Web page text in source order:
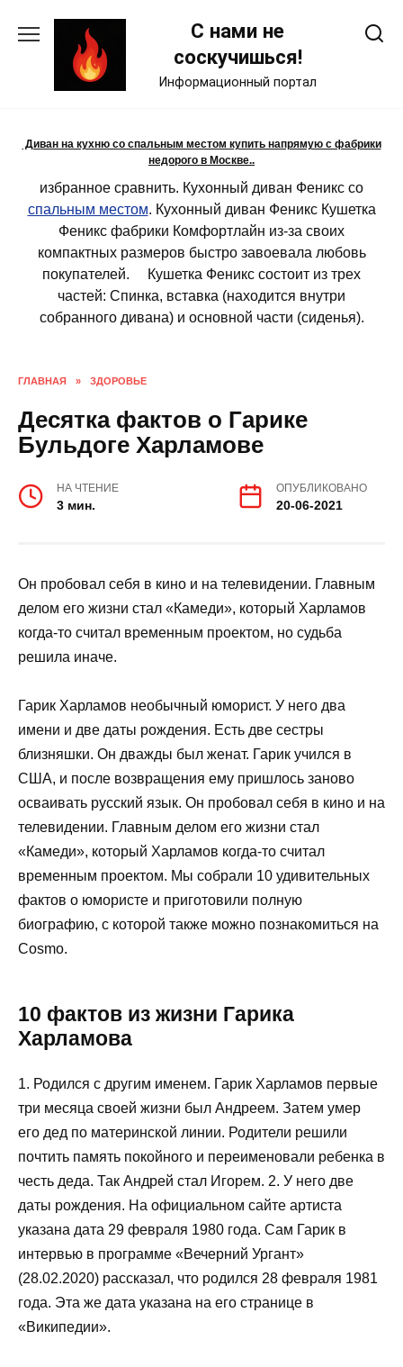
С нами не
соскучишься!
Информационный портал
Диван на кухню со спальным местом купить напрямую с фабрики
недорого в Москве..
избранное сравнить. Кухонный диван Феникс со
спальным местом. Кухонный диван Феникс Кушетка
Феникс фабрики Комфортлайн из-за своих
компактных размеров быстро завоевала любовь
покупателей. Кушетка Феникс состоит из трех
частей: Спинка, вставка (находится внутри
собранного дивана) и основной части (сиденья).
ГЛАВНАЯ » ЗДОРОВЬЕ
Десятка фактов о Гарике
Бульдоге Харламове
НА ЧТЕНИЕ
3 мин.
ОПУБЛИКОВАНО
20-06-2021
Он пробовал себя в кино и на телевидении. Главным
делом его жизни стал «Камеди», который Харламов
когда-то считал временным проектом, но судьба
решила иначе.
Гарик Харламов необычный юморист. У него два
имени и две даты рождения. Есть две сестры
близняшки. Он дважды был женат. Гарик учился в
США, и после возвращения ему пришлось заново
осваивать русский язык. Он пробовал себя в кино и на
телевидении. Главным делом его жизни стал
«Камеди», который Харламов когда-то считал
временным проектом. Мы собрали 10 удивительных
фактов о юмористе и приготовили полную
биографию, с которой также можно познакомиться на
Cosmo.
10 фактов из жизни Гарика
Харламова
1. Родился с другим именем. Гарик Харламов первые
три месяца своей жизни был Андреем. Затем умер
его дед по материнской линии. Родители решили
почтить память покойного и переименовали ребенка в
честь деда. Так Андрей стал Игорем. 2. У него две
даты рождения. На официальном сайте артиста
указана дата 29 февраля 1980 года. Сам Гарик в
интервью в программе «Вечерний Ургант»
(28.02.2020) рассказал, что родился 28 февраля 1981
года. Эта же дата указана на его странице в
«Википедии».